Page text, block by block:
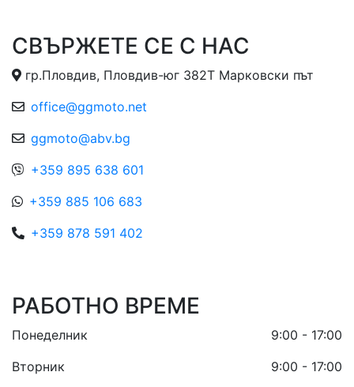
СВЪРЖЕТЕ СЕ С НАС
гр.Пловдив, Пловдив-юг 382Т Марковски път
office@ggmoto.net
ggmoto@abv.bg
+359 895 638 601
+359 885 106 683
+359 878 591 402
РАБОТНО ВРЕМЕ
Понеделник
9:00 - 17:00
Вторник
9:00 - 17:00